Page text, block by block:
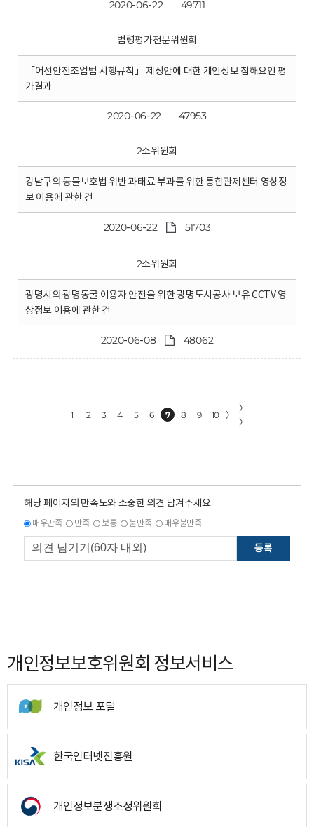
2020-06-22 49711
법령평가전문위원회
「어선안전조업법 시행규칙」 제정안에 대한 개인정보 침해요인 평
가결과
2020-06-22 47953
2소위원회
강남구의 동물보호법 위반 과태료 부과를 위한 통합관제센터 영상정
보 이용에 관한 건
2020-06-22 51703
2소위원회
광명시의 광명동굴 이용자 안전을 위한 광명도시공사 보유 CCTV 영
상정보 이용에 관한 건
2020-06-08 48062
1 2 3 4 5 6 7 8 9 10 〉
〉
〉
해당 페이지의 만족도와 소중한 의견 남겨주세요.
매우만족 만족 보통 불만족 매우불만족
등록
개인정보보호위원회 정보서비스
개인정보 포털
한국인터넷진흥원
개인정보분쟁조정위원회